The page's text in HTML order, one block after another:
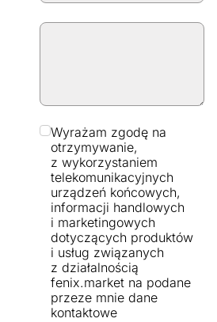
Wyrażam zgodę na
otrzymywanie,
z wykorzystaniem
telekomunikacyjnych
urządzeń końcowych,
informacji handlowych
i marketingowych
dotyczących produktów
i usług związanych
z działalnością
fenix.market na podane
przeze mnie dane
kontaktowe